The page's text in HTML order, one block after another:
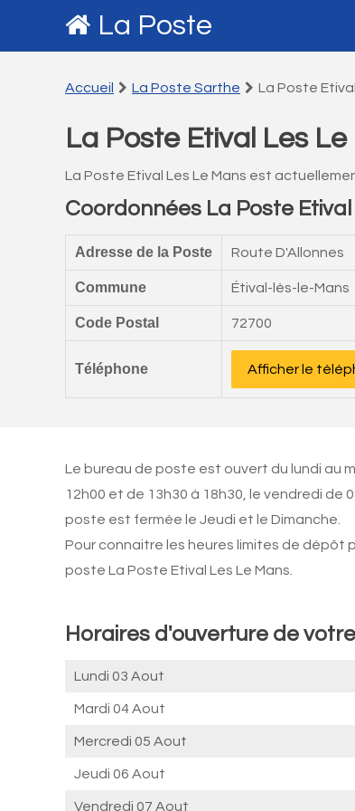
La Poste
Accueil La Poste Sarthe La Poste
La Poste Etival Les Le
La Poste Etival Les Le Mans est
Coordonnées La Poste
Adresse de la Poste Route D'Allonnes
Commune Étival-lès-le-Mans
Code Postal 72700
Téléphone Afficher le
Le bureau de poste est ouvert du lundi au
12h00 et de 13h30 à 18h30, le vendredi de
poste est fermée le Jeudi et le Dimanche.
Pour connaitre les heures limites de dépôt
poste La Poste Etival Les Le Mans.
Horaires d'ouverture de
Lundi 03 Aout
Mardi 04 Aout
Mercredi 05 Aout
Jeudi 06 Aout
Vendredi 07 Aout